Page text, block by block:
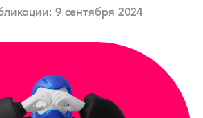
9 сентября 2024